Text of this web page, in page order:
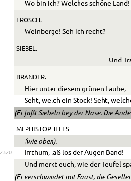
Wo bin ich? Welches schöne Land!
FROSCH.
Weinberge! Seh ich recht?
SIEBEL.
Und
BRANDER.
Hier unter diesem grünen Laube,
Seht, welch ein Stock! Seht,
(Er faßt Siebeln bey der Nase. Die
MEPHISTOPHELES
(wie oben).
2320
Irrthum, laß los der Augen Band!
Und merkt euch, wie der Teufel
(Er verschwindet mit Faust, die